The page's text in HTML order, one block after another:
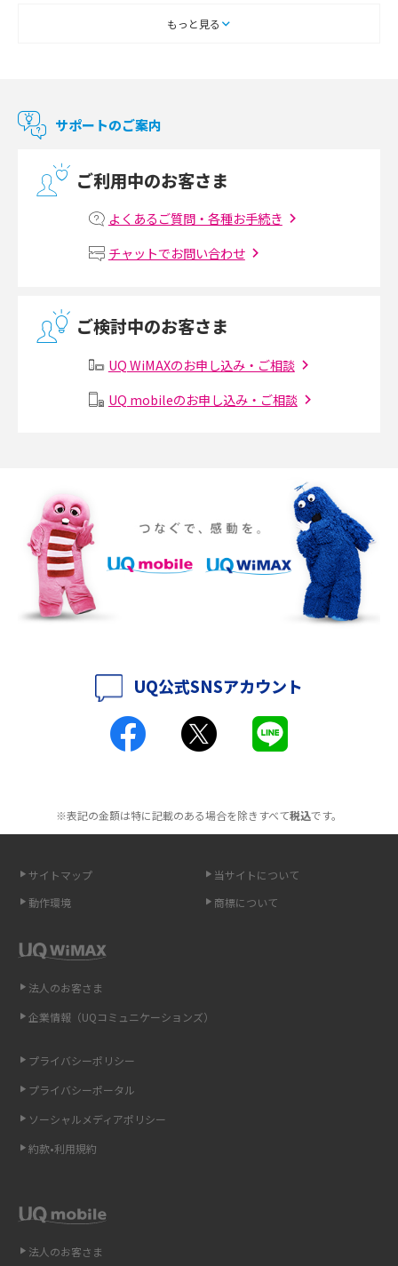
スマートテレビとは？特徴や選び方、使い方をわかりやすく解説
マンションで使えるWi-Fiは？種類ごとの特徴や選び方を紹介
マンションで光回線の利用を始める手順は？設備状況の確認方法も解説
Wi-Fiルーターの設定方法をわかりやすく解説！事前に準備すべきものも紹
無線LANとは？メリット・デメリットや接続方法を解説
メッシュWi-Fiとは？仕組みやメリット・デメリット、中継機との違いを解
ポケット型Wi-Fiをレンタルするメリットとは？選び方や向いている方の特
徴も紹介
持ち運びできるポケット型Wi-Fiのおススメの選び方は？メリット・デメリ
ットも紹介
ポケット型Wi-Fiとは？通信の仕組みやメリット・デメリットを解説
工事不要！置くだけWi-Fiの特徴は？メリット・デメリットや選び方を解説
介
ポケット型Wi-Fi（モバイルWi-Fi）とは？おススメする方の特徴や選び方を
点も解説
ギガバイト（GB）とは？1GBの目安やギガが足りない時の対処法を紹介
Wi-Fi 6とは？Wi-Fi 5との違いやメリットと注意点、規格の種類も解説
もっと見る
サポートのご案内
ご利用中のお客さま
よくあるご質問・各種お手続き
チャットでお問い合わせ
ご検討中のお客さま
UQ WiMAXのお申し込み・ご相談
UQ mobileのお申し込み・ご相談
UQ公式SNSアカウント
※表記の金額は特に記載のある場合を除きすべて税込です。
サイトマップ
当サイトについて
動作環境
商標について
法人のお客さま
法人のお客さま
企業情報（UQコミュニケーションズ）
プライバシーポリシー
プライバシーポータル
ソーシャルメディアポリシー
約款•利用規約